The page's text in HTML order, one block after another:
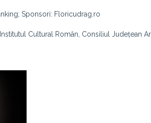
Sponsori: Floricudrag.ro
Cultural Român, Consiliul Județean